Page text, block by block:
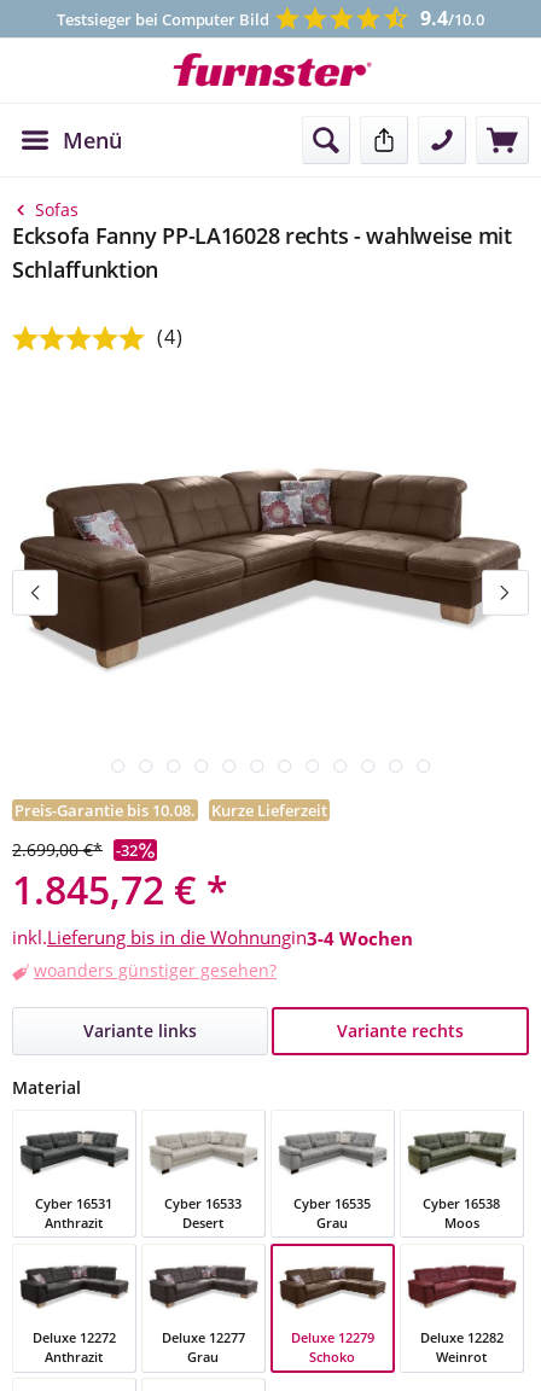
Testsieger bei Computer Bild 9.4/10.0
Menü Kontakt
Sofas
Ecksofa Fanny PP-LA16028 rechts - wahlweise mit
Schlaffunktion
Durchschnittliche Bewertung von 5 von 5 Sternen
(4)
1.845,72 € *
Preis-Garantie bis 10.08. Kurze Lieferzeit
2.699,00 €* -32
inkl.Lieferung bis in die Wohnungin3-4 Wochen
woanders günstiger gesehen?
Variante links Variante rechts
Material
Cyber 16531
Anthrazit
Cyber 16531 Anthrazit
Cyber 16533
Desert
Cyber 16533 Desert
Cyber 16535
Grau
Cyber 16535 Grau
Cyber 16538
Moos
Cyber 16538
Deluxe 12272
Anthrazit
Deluxe 12272 Anthrazit
Deluxe 12277
Grau
Deluxe 12277 Grau
Deluxe 12279
Schoko
Deluxe 12279 Schoko
Deluxe 12282
Weinrot
Deluxe 12282